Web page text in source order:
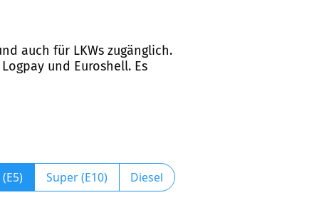
auch für LKWs zugänglich.
und Euroshell. Es
Super (E10) Diesel